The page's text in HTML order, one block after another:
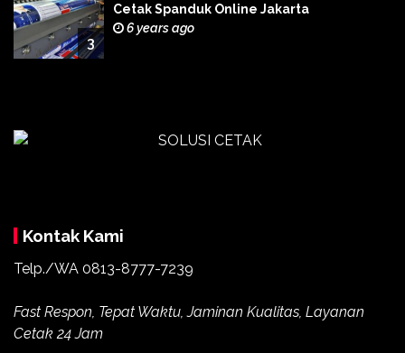
3
Cetak Spanduk Online Jakarta
6 years ago
Kontak Kami
Telp./WA 0813-8777-7239
Fast Respon, Tepat Waktu, Jaminan Kualitas, Layanan
Cetak 24 Jam